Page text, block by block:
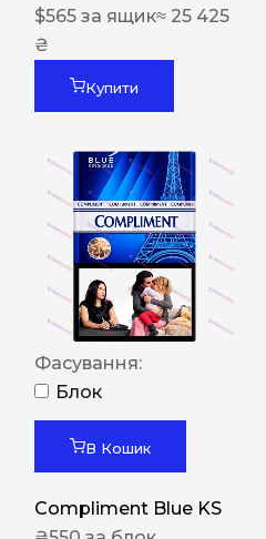
$565 за ящик≈ 25 425
₴
Купити
Фасування:
Блок
В Кошик
Compliment Blue KS